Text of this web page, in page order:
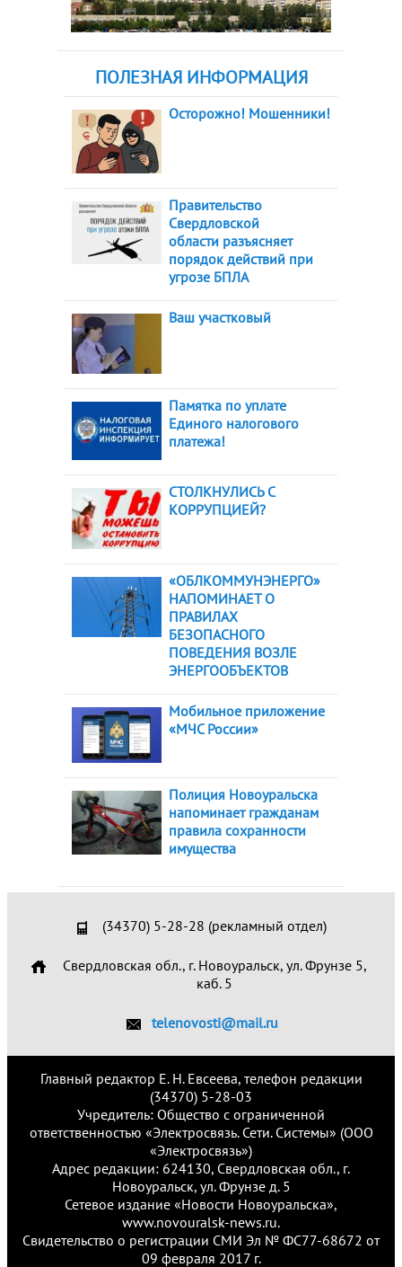
ПОЛЕЗНАЯ ИНФОРМАЦИЯ
Осторожно! Мошенники!
Правительство
Свердловской
области разъясняет
порядок действий при
угрозе БПЛА
Ваш участковый
Памятка по уплате
Единого налогового
платежа!
СТОЛКНУЛИСЬ С
КОРРУПЦИЕЙ?
«ОБЛКОММУНЭНЕРГО»
НАПОМИНАЕТ О
ПРАВИЛАХ
БЕЗОПАСНОГО
ПОВЕДЕНИЯ ВОЗЛЕ
ЭНЕРГООБЪЕКТОВ
Мобильное приложение
«МЧС России»
Полиция Новоуральска
напоминает гражданам
правила сохранности
имущества
(34370) 5-28-28 (рекламный отдел)
Свердловская обл., г. Новоуральск, ул. Фрунзе 5,
каб. 5
telenovosti@mail.ru
Главный редактор Е. Н. Евсеева, телефон редакции
(34370) 5-28-03
Учредитель: Общество с ограниченной
ответственностью «Электросвязь. Сети. Системы» (ООО
«Электросвязь»)
Адрес редакции: 624130, Свердловская обл., г.
Новоуральск, ул. Фрунзе д. 5
Сетевое издание «Новости Новоуральска»,
www.novouralsk-news.ru.
Свидетельство о регистрации СМИ Эл № ФС77-68672 от
09 февраля 2017 г.